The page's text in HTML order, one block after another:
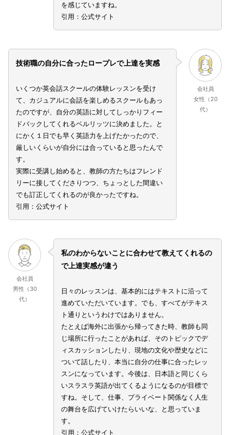
を感じていますね。
引用：公式サイト
会社員
女性（20
代）
技術職の自分に合ったロープレで上達を実感
いくつか英会話スクールの体験レッスンを受け
て、カジュアルに会話を楽しめるスクールもあっ
たのですが、自分の英語に対してしっかりフィー
ドバックしてくれるベルリッツに決めました。と
にかく１日でも早く英語力を上げたかったので、
厳しいくらいが自分には合っていると思ったんで
す。
実際に受講し始めると、教師の方たちはフレンド
リーに接してくださりつつ、ちょっとした間違い
でも訂正してくれるのが良かったですね。
引用：公式サイト
会社員
男性（30
代）
私のわからないことに合わせて教えてくれるの
で上達実感が違う
日々のレッスンは、基本的にはテキストに沿って
進めていただいています。でも、すべてがテキス
ト通りというわけではありません。
たとえば海外に出張から帰ってきた時、教師も同
じ場所に行ったことがあれば、そのトピックでデ
ィスカッションしたり、現地の文化や歴史などに
ついて話したり、本当に自分の仕事に合ったレッ
スンになっています。今後は、日本語と同じくら
いスラスラ英語が出てくるようになるのが目標で
すね。そして、仕事、プライベート関係なく人生
の舞台を広げていけたらいいな、と思っていま
す。
引用：公式サイト